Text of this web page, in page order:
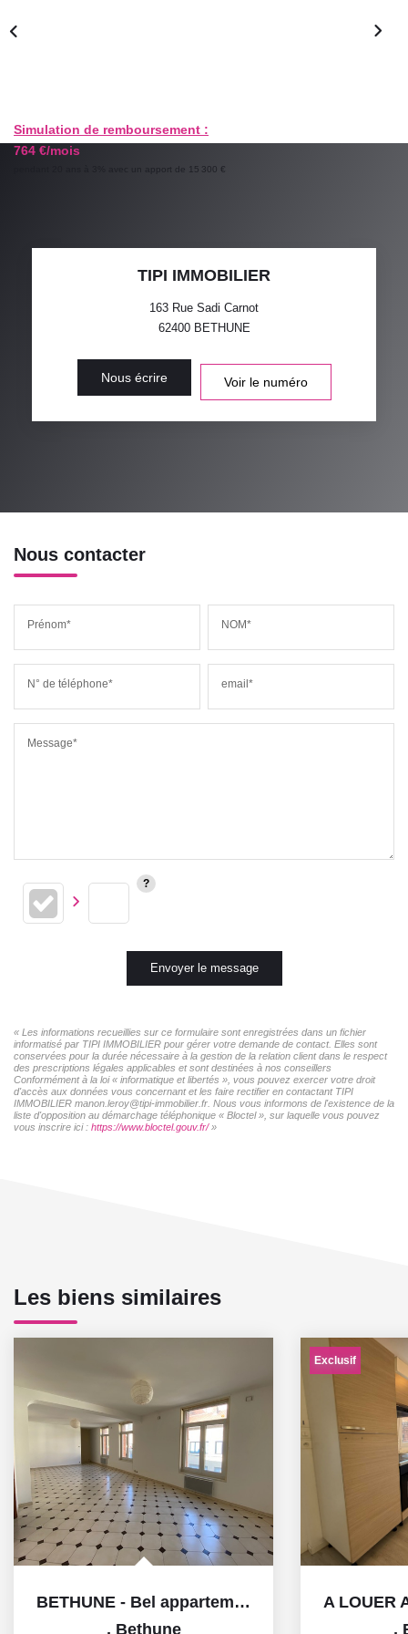
RECRUTEMENT
Avis Clients
Simulation de remboursement :
764 €/mois
pendant 20 ans à 3% avec un apport de 15 300 €
TIPI IMMOBILIER
163 Rue Sadi Carnot
62400 BETHUNE
Nous écrire Voir le numéro
Nous contacter
Prénom* NOM*
N° de téléphone* email*
Message*
Envoyer le message
« Les informations recueillies sur ce formulaire sont enregistrées dans un fichier
informatisé par TIPI IMMOBILIER pour gérer votre demande de contact. Elles sont
conservées pour la durée nécessaire à la gestion de la relation client dans le respect
des prescriptions légales applicables et sont destinées à nos conseillers
Conformément à la loi « informatique et libertés », vous pouvez exercer votre droit
d'accès aux données vous concernant et les faire rectifier en contactant TIPI
IMMOBILIER manon.leroy@tipi-immobilier.fr. Nous vous informons de l'existence de la
liste d'opposition au démarchage téléphonique « Bloctel », sur laquelle vous pouvez
vous inscrire ici : https://www.bloctel.gouv.fr/»
Les biens similaires
BETHUNE - Bel appartement de 132m2
, Bethune
Exclusif
,